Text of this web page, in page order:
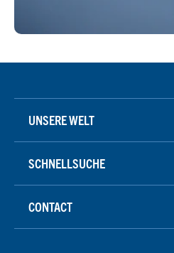
UNSERE WELT
SCHNELLSUCHE
CONTACT